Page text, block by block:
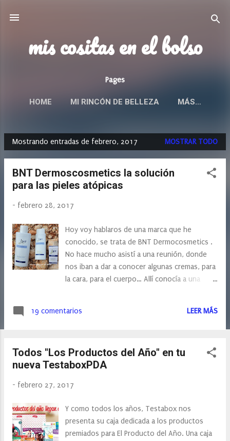
mis cositas en el bolso
Pages
HOME MI RINCÓN DE BELLEZA MÁS…
E
n
Mostrando entradas de febrero, 2017 MOSTRAR TODO
BNT Dermoscosmetics la solución
para las pieles atópicas
- febrero 28, 2017
Hoy voy hablaros de una marca que he
conocido, se trata de BNT Dermocosmetics .
No hace mucho asistí a una reunión, donde
nos iban a dar a conocer algunas cremas, para
la cara, para el cuerpo… Allí conocía a una
y de inmediato la niña notaba un alivio, pero a
utilizaba crema para pieles atópicas. Y su
respuesta fue No, estoy muy contenta con la
me quedé sorprendida, ¿Una piel atópica con
19 comentarios LEER MÁS
Todos "Los Productos del Año" en tu
nueva TestaboxPDA
- febrero 27, 2017
Y como todos los años, Testabox nos
presenta su caja dedicada a los productos
premiados para El Producto del Año. Una caja